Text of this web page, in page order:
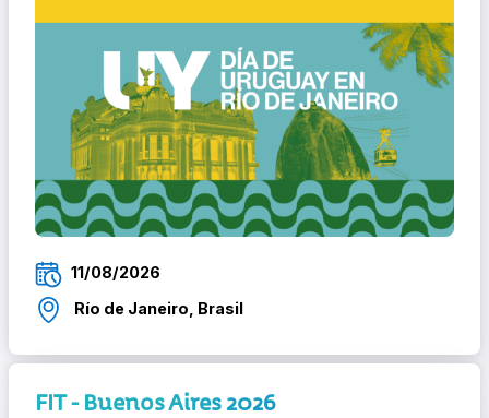
11/08/2026
Río de Janeiro, Brasil
FIT - Buenos Aires 2026